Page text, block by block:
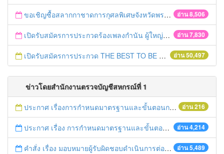
อ่าน 8,506
ขอเชิญซื้อสลากกาชาดการกุศลพิเศษจังหวัดพระนครศรีอยุธยา 2560
อ่าน 7,830
เปิดรับสมัครการประกวดร้องเพลงกำนัน ผู้ใหญ่บ้าน ฯลฯ
อ่าน 50,497
เปิดรับสมัครการประกวด THE BEST TO BE NUMBER ONE
ข่าวโดยสำนักงานตรวจบัญชีสหกรณ์ที่ 1
อ่าน 216
ประกาศ เรื่องการกำหนดมาตรฐานและขั้นตอนการให้บริการประชาชน พ.ศ. 2558
อ่าน 4,214
ประกาศ เรื่อง การกำหนดมาตรฐานและขั้นตอนการให้บริการประชาชน พ.ศ. 2557
อ่าน 5,489
คำสั่ง เรื่อง มอบหมายผู้รับผิดชอบดำเนินการต่อเรื่องร้องเรียน